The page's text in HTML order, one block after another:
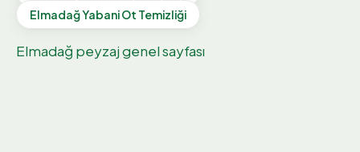
ElmadağYabani Ot Temizliği
Elmadağ peyzaj genel sayfası